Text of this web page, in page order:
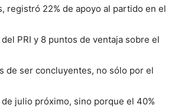
registró 22% de apoyo al partido en el
PRI y 8 puntos de ventaja sobre el
de ser concluyentes, no sólo por el
julio próximo, sino porque el 40%